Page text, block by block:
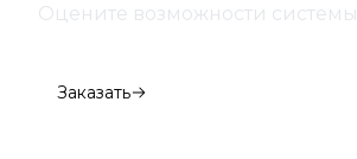
Оцените возможности системы
Заказать